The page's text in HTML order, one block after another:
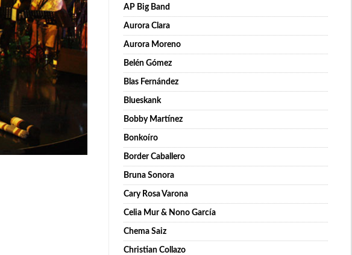
AP Big Band
Aurora Clara
Aurora Moreno
Belén Gómez
Blas Fernández
Blueskank
Bobby Martínez
Bonkoíro
Border Caballero
Bruna Sonora
Cary Rosa Varona
Celia Mur & Nono García
Chema Saiz
Christian Collazo